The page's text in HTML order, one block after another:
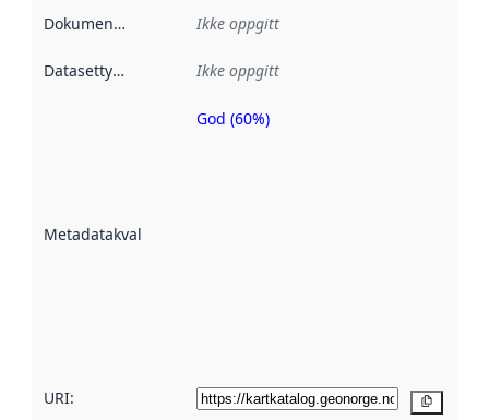
Dokumentasjon Ikke oppgitt
Datasettype Ikke oppgitt
Metadatakvalitet
Metadatakvalitet
God (60%)
URI: